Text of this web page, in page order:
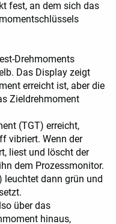
fest, an dem sich das
Drehmoments
Das Display zeigt
erreicht ist, aber die
Zieldrehmoment
(TGT) erreicht,
vibriert. Wenn der
liest und löscht der
dem Prozessmonitor.
leuchtet dann grün und
über das
hinaus,